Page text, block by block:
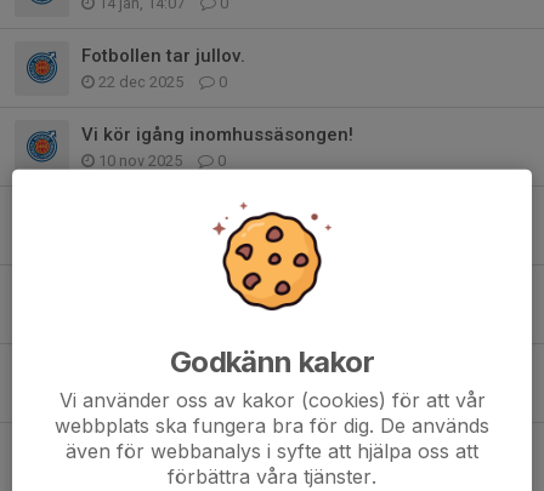
Fotbollen tar jullov.
22 dec 2025 0
Vi kör igång inomhussäsongen!
10 nov 2025 0
Fotbollen tar uppehåll
0
Träningen drar igång igen efter sommaruppehållet!
Nu kör vi! Utesäsong 2025
18 maj 2025 0
Träning inställd 19/3
19 mar 2025 0
Godkänn kakor
Vi använder oss av kakor (cookies) för att vår
webbplats ska fungera bra för dig. De används
även för webbanalys i syfte att hjälpa oss att
förbättra våra tjänster.